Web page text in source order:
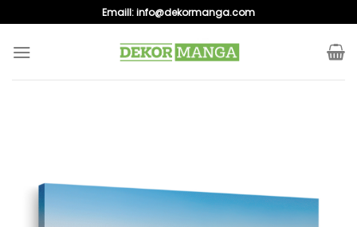
to
content
Emaill:info@dekormanga.com